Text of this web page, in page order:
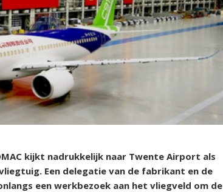
kijkt nadrukkelijk naar Twente Airport als
Een delegatie van de fabrikant en de
een werkbezoek aan het vliegveld om de